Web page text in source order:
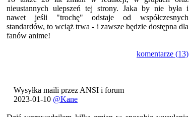
nieustannych ulepszeń tej strony. Jaka by nie była i
nawet jeśli "trochę" odstaje od współczesnych
standardów, to wciąż trwa - i zawsze będzie dostępna dla
fanów anime!
komentarze (13)
Wysyłka maili przez ANSI i forum
2023-01-10 @Kane